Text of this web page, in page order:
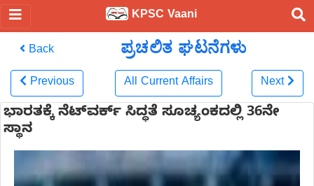
KPSC Vaani
Back ಪ್ರಚಲಿತ ಘಟನೆಗಳು
Previous All Current Affairs Next
ಭಾರತಕ್ಕೆ ನೆಟ್‌ವರ್ಕ್ ಸಿದ್ಧತೆ ಸೂಚ್ಯಂಕದಲ್ಲಿ 36ನೇ
ಸ್ಥಾನ